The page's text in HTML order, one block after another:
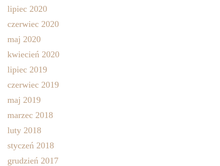
lipiec 2020
czerwiec 2020
maj 2020
kwiecień 2020
lipiec 2019
czerwiec 2019
maj 2019
marzec 2018
luty 2018
styczeń 2018
grudzień 2017